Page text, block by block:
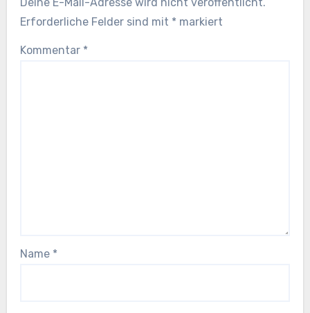
Erforderliche Felder sind mit * markiert
Kommentar *
Name *